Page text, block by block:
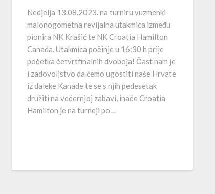
Nedjelja 13.08.2023. na turniru vuzmenki
malonogometna revijalna utakmica između
pionira NK Krašić te NK Croatia Hamilton
Canada. Utakmica počinje u 16:30 h prije
početka četvrtfinalnih dvoboja! Čast nam je
i zadovoljstvo da ćemo ugostiti naše Hrvate
iz daleke Kanade te se s njih pedesetak
družiti na večernjoj zabavi, inače Croatia
Hamilton je na turneji po…